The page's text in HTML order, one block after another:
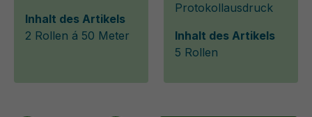
Inhalt des Artikels
2 Rollen á 50 Meter
Protokollausdruck
Inhalt des Artikels
5 Rollen